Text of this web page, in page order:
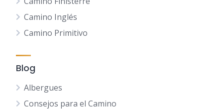
Camino Inglés
Camino Primitivo
Blog
Albergues
Consejos para el Camino